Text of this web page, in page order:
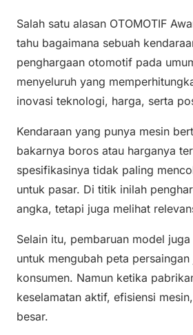
Salah satu alasan OTOMOTIF
tahu bagaimana sebuah
penghargaan otomotif pada
menyeluruh yang
inovasi teknologi, harga, serta
Kendaraan yang punya mesin
bakarnya boros atau harganya
spesifikasinya tidak paling
untuk pasar. Di titik inilah
angka, tetapi juga melihat
Selain itu, pembaruan model
untuk mengubah peta
konsumen. Namun ketika
keselamatan aktif, efisiensi
besar.